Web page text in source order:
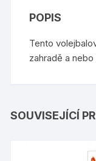
POPIS
Tento
zahradě a
SOUVISEJÍCÍ